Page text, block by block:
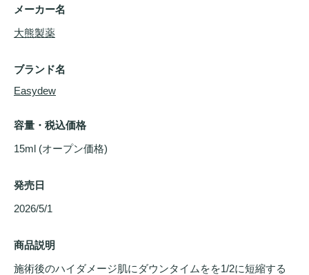
メーカー名
大熊製薬
ブランド名
Easydew
容量・税込価格
15ml (オープン価格)
発売日
2026/5/1
商品説明
施術後のハイダメージ肌にダウンタイムをを1/2に短縮する